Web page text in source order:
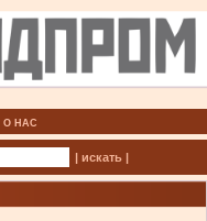
О НАС
| искать |